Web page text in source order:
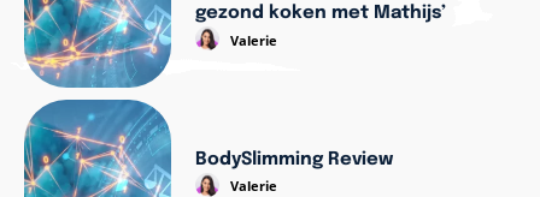
gezond koken met Mathijs’
Valerie
BodySlimming Review
Valerie